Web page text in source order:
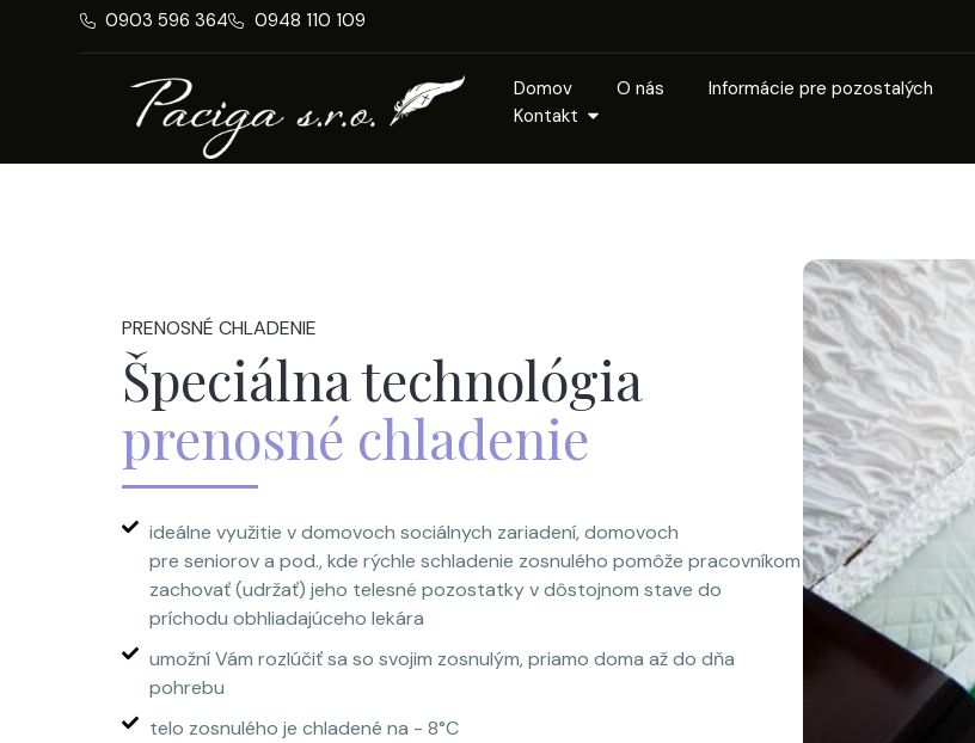
0903 596 364 0948 110 109
Domov O nás Informácie pre pozostalých
Kontakt
PRENOSNÉ CHLADENIE
Špeciálna technológia
prenosné chladenie
ideálne využitie v domovoch sociálnych zariadení, domovoch
pre seniorov a pod., kde rýchle schladenie zosnulého pomôže pracovníkom
zachovať (udržať) jeho telesné pozostatky v dôstojnom stave do
príchodu obhliadajúceho lekára
umožní Vám rozlúčiť sa so svojim zosnulým, priamo doma až do dňa
pohrebu
telo zosnulého je chladené na - 8°C